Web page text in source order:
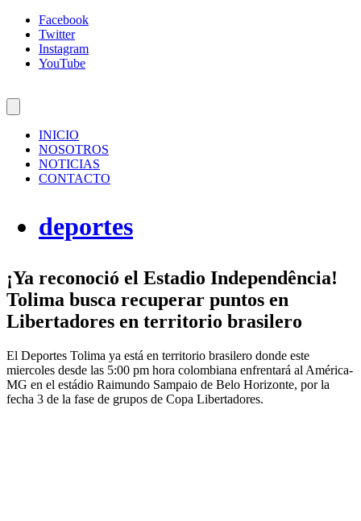
Facebook
Twitter
Instagram
YouTube
INICIO
NOSOTROS
NOTICIAS
CONTACTO
deportes
¡Ya reconoció el Estadio Independência!
Tolima busca recuperar puntos en
Libertadores en territorio brasilero
El Deportes Tolima ya está en territorio brasilero donde este
miercoles desde las 5:00 pm hora colombiana enfrentará al América-
MG en el estádio Raimundo Sampaio de Belo Horizonte, por la
fecha 3 de la fase de grupos de Copa Libertadores.